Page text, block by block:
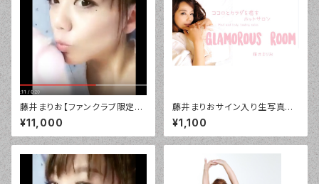
藤井まりお【ファンクラブ限定】
デジタル「お帰りなさい」バージ
ョン！¥10800
¥11,000
藤井まりおサイン入り生写真SE
T3枚入り税込
¥1,100